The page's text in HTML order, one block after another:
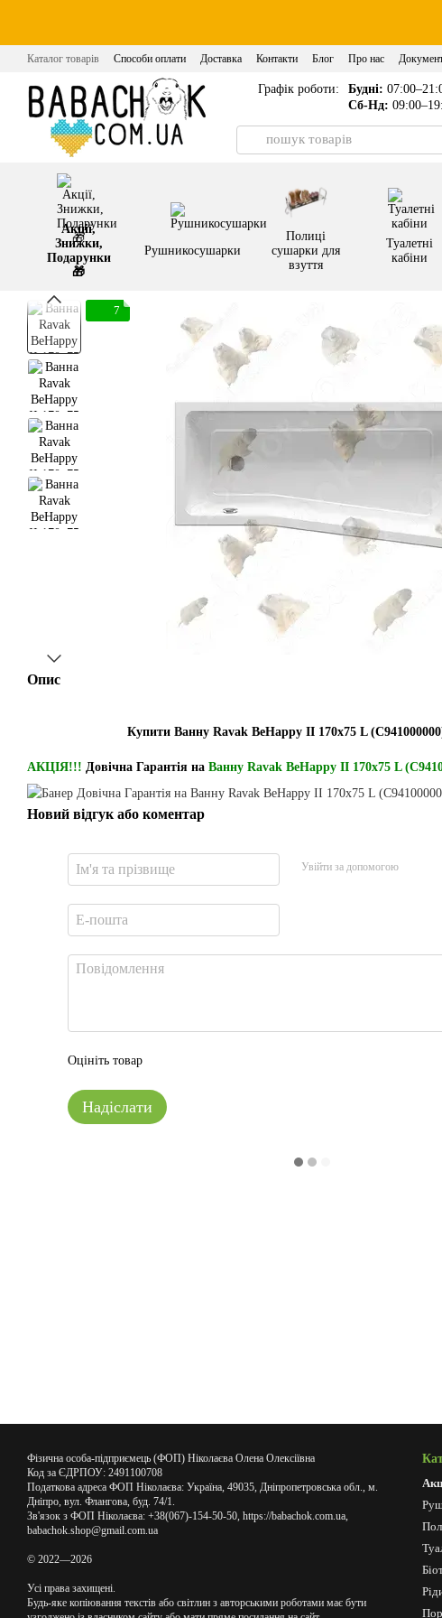
Каталог товарів Способи оплати Доставка Контакти Блог Про нас
Графік роботи: Будні:
Сб-Нд:
Акції,
Знижки,
Подарунки
🎁
Рушникосушарки
Полиці
сушарки для
взуття
Туалетні
кабіни
7
Опис
Купити Ванну Ravak BeHappy II 170x75 L
АКЦІЯ!!! Довічна Гарантія на Ванну Ravak BeHappy II 170x75 L
Новий відгук або коментар
Увійти за допомогою
Оцініть товар
Надіслати
Фізична особа-підприємець (ФОП) Ніколаєва Олена Олексіївна
Код за ЄДРПОУ: 2491100708
Податкова адреса ФОП Ніколаєва: Україна, 49035, Дніпропетровська обл., м.
Дніпро, вул. Флангова, буд. 74/1.
Зв'язок з ФОП Ніколаєва: +38(067)-154-50-50, https://babachok.com.ua,
babachok.shop@gmail.com.ua
© 2022—2026
Усі права захищені.
Будь-яке копіювання текстів або світлин з авторськими роботами має бути